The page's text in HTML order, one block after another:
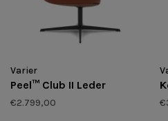
Varier
Peel™ Club II Leder
€2.799,00